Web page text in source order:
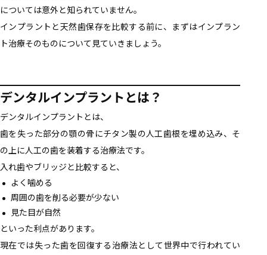
については意外と知られていません。
インプラントと天然歯保存を比較する前に、まずはインプラン
ト治療そのものについて見ていきましょう。
デンタルインプラントとは？
デンタルインプラントとは、
歯を失った部分の顎の骨にチタン製の人工歯根を埋め込み、そ
の上に人工の歯を装着する治療法です。
入れ歯やブリッジと比較すると、
よく噛める
周囲の歯を削る必要が少ない
見た目が自然
といった利点があります。
現在では失った歯を回復する治療法として世界中で行われてい